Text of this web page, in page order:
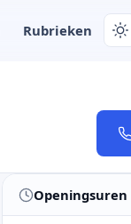
Rubrieken
Openingsuren